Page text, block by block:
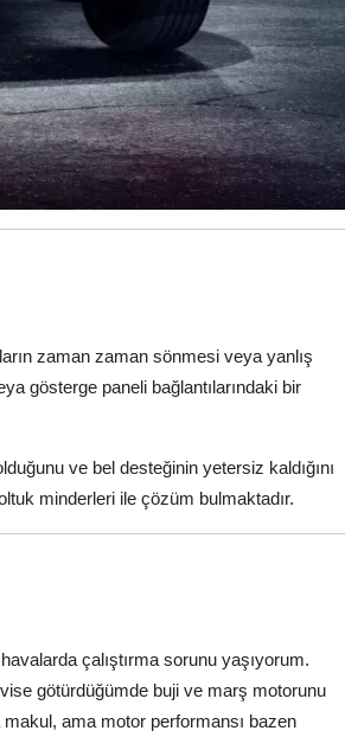
zaman zaman sönmesi veya yanlış
gösterge paneli bağlantılarındaki bir
ve bel desteğinin yetersiz kaldığını
minderleri ile çözüm bulmaktadır.
çalıştırma sorunu yaşıyorum.
götürdüğümde buji ve marş motorunu
ama motor performansı bazen